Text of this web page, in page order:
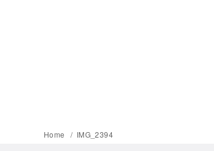
Home IMG_2394